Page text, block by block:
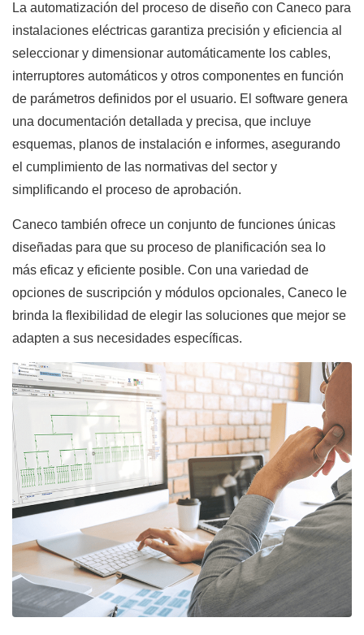
La automatización del proceso de diseño con Caneco para
instalaciones eléctricas garantiza precisión y eficiencia al
seleccionar y dimensionar automáticamente los cables,
interruptores automáticos y otros componentes en función
de parámetros definidos por el usuario. El software genera
una documentación detallada y precisa, que incluye
esquemas, planos de instalación e informes, asegurando
el cumplimiento de las normativas del sector y
simplificando el proceso de aprobación.
Caneco también ofrece un conjunto de funciones únicas
diseñadas para que su proceso de planificación sea lo
más eficaz y eficiente posible. Con una variedad de
opciones de suscripción y módulos opcionales, Caneco le
brinda la flexibilidad de elegir las soluciones que mejor se
adapten a sus necesidades específicas.